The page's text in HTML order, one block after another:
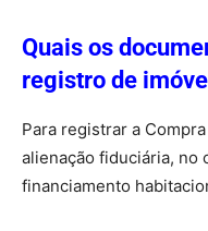
Quais os
registro de
Para registrar a
alienação fiduciária, no
financiamento